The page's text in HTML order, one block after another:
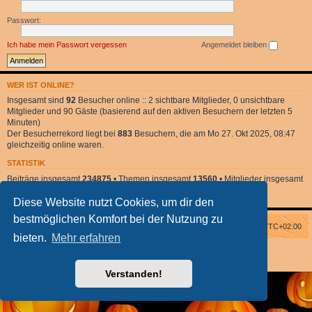
Diese Website nutzt Cookies, um dir den
bestmöglichen Komfort bei der Nutzung zu
bieten. Mehr erfahren
Verstanden!
Passwort:
Ich habe mein Passwort vergessen Angemeldet bleiben
WER IST ONLINE?
Insgesamt sind 92 Besucher online :: 2 sichtbare Mitglieder, 0 unsichtbare
Mitglieder und 90 Gäste (basierend auf den aktiven Besuchern der letzten 5
Minuten)
Der Besucherrekord liegt bei 883 Besuchern, die am Mo 27. Okt 2025, 08:47
gleichzeitig online waren.
STATISTIK
Beiträge insgesamt 234875 • Themen insgesamt 13560 • Mitglieder insgesamt
Foren-Übersicht UTC+02:00
Powered byphpBB
Deutsche Übersetzung durchphpBB.de